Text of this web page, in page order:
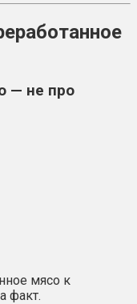
— не про
мясо к
факт.